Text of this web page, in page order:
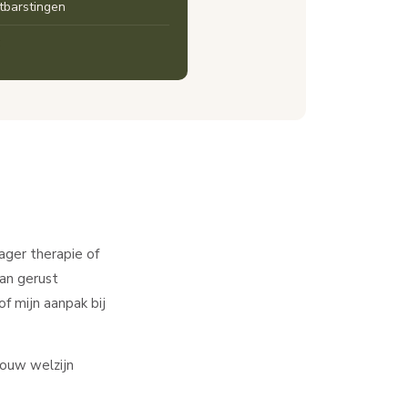
therapie of
gerust
mijn aanpak bij
welzijn